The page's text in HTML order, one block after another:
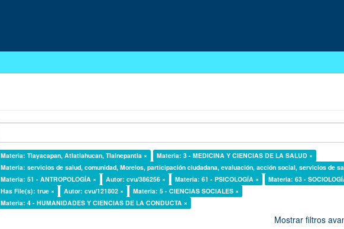
Materia: Tlayacapan, Atlatlahucan, Tlalnepantla ×
Materia: 3 - MEDICINA Y CIENCIAS DE LA SALUD ×
Materia: servicios de salud, comunidad, Morelos, participación ciudadana, evaluación, acción social, servicios de
Materia: 51 - ANTROPOLOGÍA ×
Autor: cvu/386256 × Materia: 61 - PSICOLOGÍA ×
Materia: 63 -
Has File(s): true ×
Autor: cvu/121802 ×
Materia: 5 - CIENCIAS SOCIALES ×
Materia: 4 - HUMANIDADES Y CIENCIAS DE LA CONDUCTA ×
Mostrar filtros